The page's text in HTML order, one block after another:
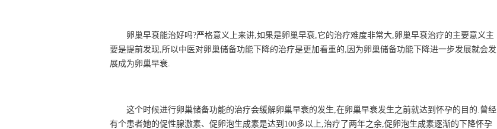
卵巢早衰能治好吗?严格意义上来讲,如果是卵巢早衰,它的治疗难度非常大,卵巢早衰治疗的主要意义主
要是提前发现,所以中医对卵巢储备功能下降的治疗是更加看重的,因为卵巢储备功能下降进一步发展就会发
展成为卵巢早衰.
这个时候进行卵巢储备功能的治疗会缓解卵巢早衰的发生,在卵巢早衰发生之前就达到怀孕的目的.曾经
有个患者她的促性腺激素、促卵泡生成素是达到100多以上,治疗了两年之余,促卵泡生成素逐渐的下降怀孕